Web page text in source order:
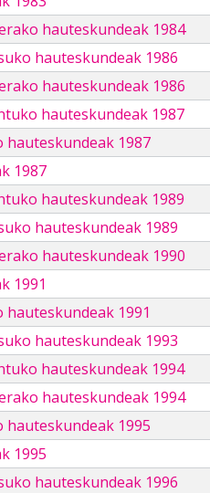
hauteskundeak 1984
hauteskundeak 1986
hauteskundeak 1986
hauteskundeak 1987
hauteskundeak 1987
1987
hauteskundeak 1989
hauteskundeak 1989
hauteskundeak 1990
1991
1991
hauteskundeak 1993
hauteskundeak 1994
hauteskundeak 1994
1995
1995
hauteskundeak 1996